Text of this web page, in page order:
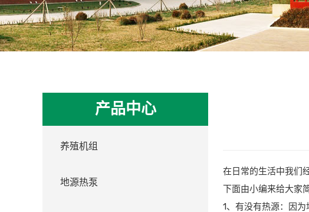
产品中心
养殖机组
地源热泵
在日常的生活中我们
下面由小编来给大家
1、有没有热源：因